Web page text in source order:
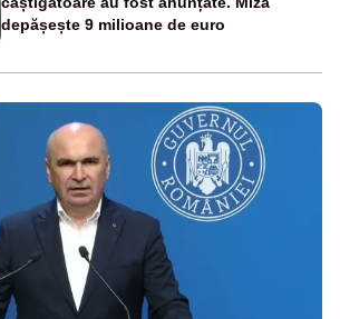
depășește 9 milioane de euro